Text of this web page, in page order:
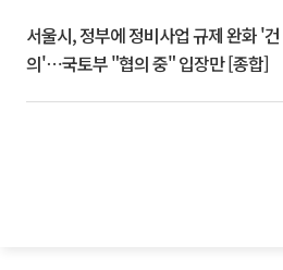
서울시, 정부에 정비사업 규제 완화 '건
의'⋯국토부 "협의 중" 입장만 [종합]